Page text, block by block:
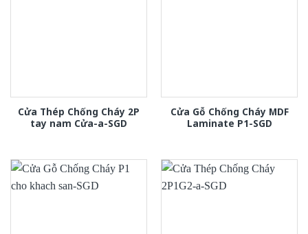
Cửa Thép Chống Cháy 2P
tay nam Cửa-a-SGD
Cửa Gỗ Chống Cháy MDF
Laminate P1-SGD